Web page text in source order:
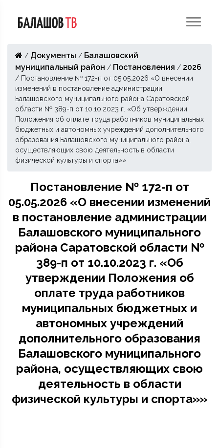
/ Документы / Балашовский
муниципальный район / Постановления / 2026
/ Постановление № 172-п от 05.05.2026 «О внесении
изменений в постановление администрации
Балашовского муниципального района Саратовской
области № 389-п от 10.10.2023 г. «Об утверждении
Положения об оплате труда работников муниципальных
бюджетных и автономных учреждений дополнительного
образования Балашовского муниципального района,
осуществляющих свою деятельность в области
физической культуры и спорта»»
Постановление № 172-п от
05.05.2026 «О внесении изменений
в постановление администрации
Балашовского муниципального
района Саратовской области №
389-п от 10.10.2023 г. «Об
утверждении Положения об
оплате труда работников
муниципальных бюджетных и
автономных учреждений
дополнительного образования
Балашовского муниципального
района, осуществляющих свою
деятельность в области
физической культуры и спорта»»